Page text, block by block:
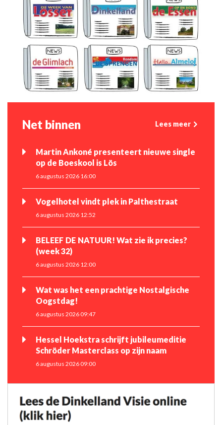
Net binnen Lees meer
Martin Ankoné presenteert nieuwe single
op de Boeskool is Lös
6 augustus 2026 16:00
Vogelhotel vindt plek in Palthestraat
6 augustus 2026 12:52
BELEEF DE NATUUR! Wat zie ik precies?
(week 32)
6 augustus 2026 12:00
Wat was het een prachtige Nostalgische
Oogstdag!
6 augustus 2026 09:47
Hessel Hoekstra schrijft jubileumeditie
Schröder Masterclass op zijn naam
6 augustus 2026 09:00